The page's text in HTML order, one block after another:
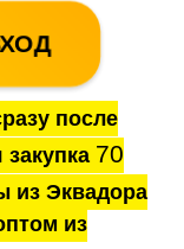
после
70
из Эквадора
из